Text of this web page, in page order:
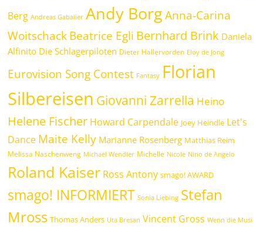
Berg Andreas Gabalier Andy Borg Anna-Carina
WoitschackBeatrice Egli Bernhard Brink Daniela
Alfinito Die Schlagerpiloten Dieter Hallervorden Eloy de Jong
Eurovision Song Contest Fantasy Florian
Silbereisen Giovanni Zarrella Heino
Helene Fischer Howard Carpendale Joey Heindle Let's
Dance Maite Kelly Marianne Rosenberg Matthias Reim
Melissa Naschenweng Michael Wendler Michelle Nicole Nino de Angelo
Roland Kaiser Ross Antony smago! AWARD
smago! INFORMIERT Sonia Liebing Stefan
Mross Thomas Anders Uta Bresan Vincent Gross Wenn die Musi